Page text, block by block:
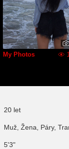
My Photos
20 let
Muž, Žena, Páry,
5'3"